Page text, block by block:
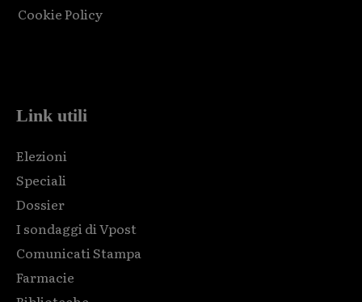
Cookie Policy
Link utili
Elezioni
Speciali
Dossier
I sondaggi di Vpost
Comunicati Stampa
Farmacie